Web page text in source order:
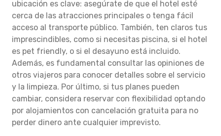
ubicación es clave: asegúrate de que el hotel esté
cerca de las atracciones principales o tenga fácil
acceso al transporte público. También, ten claros tus
imprescindibles, como si necesitas piscina, si el hotel
es pet friendly, o si el desayuno está incluido.
Además, es fundamental consultar las opiniones de
otros viajeros para conocer detalles sobre el servicio
y la limpieza. Por último, si tus planes pueden
cambiar, considera reservar con flexibilidad optando
por alojamientos con cancelación gratuita para no
perder dinero ante cualquier imprevisto.